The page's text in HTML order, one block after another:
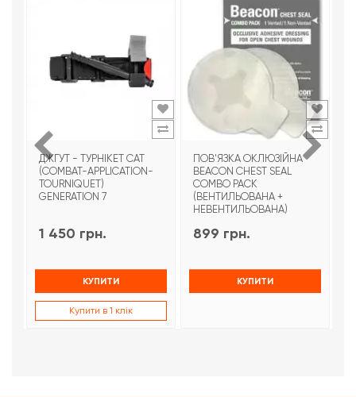
ДЖГУТ - ТУРНІКЕТ CAT
(COMBAT-APPLICATION-
TOURNIQUET)
GENERATION 7
1 450 грн.
КУПИТИ
Купити в 1 клік
ПОВ'ЯЗКА ОКЛЮЗІЙНА
BEACON CHEST SEAL
COMBO PACK
(ВЕНТИЛЬОВАНА +
НЕВЕНТИЛЬОВАНА)
899 грн.
КУПИТИ